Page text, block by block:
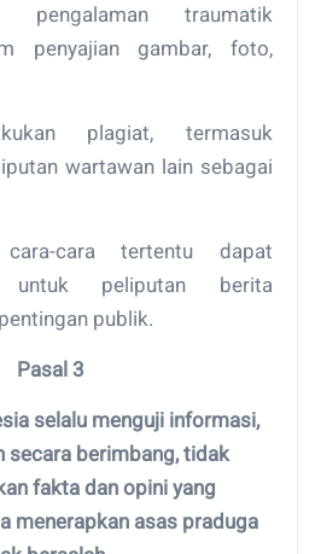
pengalaman traumatik
penyajian gambar, foto,
plagiat, termasuk
wartawan lain sebagai
cara tertentu dapat
untuk peliputan berita
publik.
Pasal 3
selalu menguji informasi,
secara berimbang, tidak
fakta dan opini yang
menerapkan asas praduga